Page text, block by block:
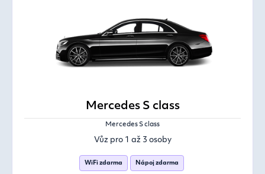
Mercedes S class
Mercedes S class
Vůz pro 1 až 3 osoby
WiFi zdarma Nápoj zdarma